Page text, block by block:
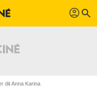
profil search
dit Anna Karina